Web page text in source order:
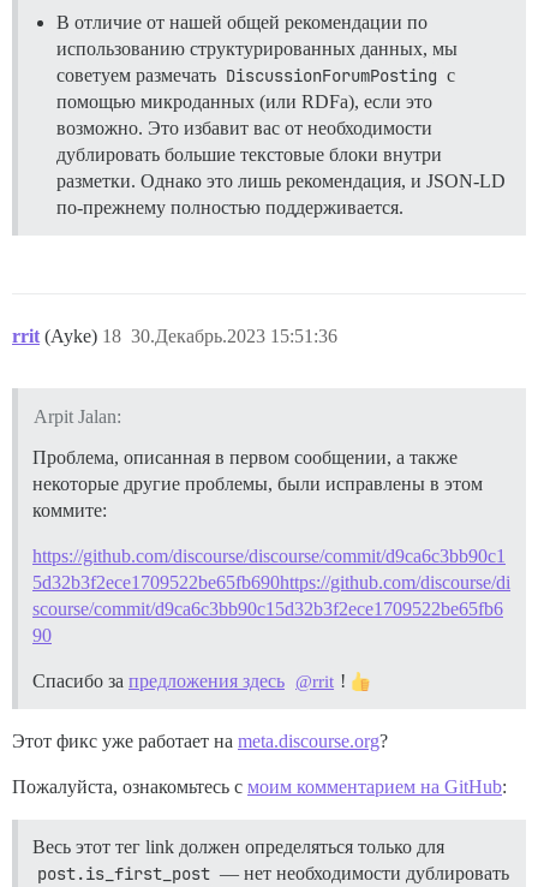
В отличие от нашей общей рекомендации по
использованию структурированных данных, мы
советуем размечать DiscussionForumPosting с
помощью микроданных (или RDFa), если это
возможно. Это избавит вас от необходимости
дублировать большие текстовые блоки внутри
разметки. Однако это лишь рекомендация, и JSON-LD
по-прежнему полностью поддерживается.
rrit (Ayke) 30.Декабрь.2023 15:51:36
18
Arpit Jalan:
Проблема, описанная в первом сообщении, а также
некоторые другие проблемы, были исправлены в этом
коммите:
https://github.com/discourse/discourse/commit/d9ca6c3bb90c1
5d32b3f2ece1709522be65fb690https://github.com/discourse/di
scourse/commit/d9ca6c3bb90c15d32b3f2ece1709522be65fb6
90
Спасибо за предложения здесь @rrit !
Этот фикс уже работает на meta.discourse.org?
Пожалуйста, ознакомьтесь с моим комментарием на GitHub:
Весь этот тег link должен определяться только для
post.is_first_post — нет необходимости дублировать